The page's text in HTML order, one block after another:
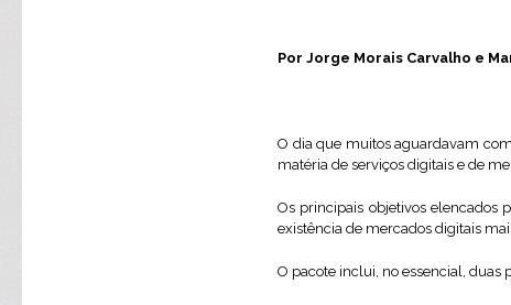
Por Jorge Morais Carvalho e
O dia que muitos aguardavam
matéria de serviços digitais e de
Os principais objetivos elencados
existência de mercados digitais
O pacote inclui, no essencial, duas